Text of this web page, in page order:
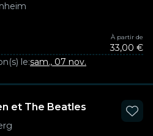
À partir de
33,00 €
le:sam., 07 nov.
et The Beatles